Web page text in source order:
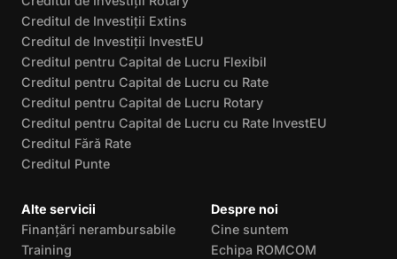
Creditul de Investiții Extins
Creditul de Investiții InvestEU
Creditul pentru Capital de Lucru Flexibil
Creditul pentru Capital de Lucru cu Rate
Creditul pentru Capital de Lucru Rotary
Creditul pentru Capital de Lucru cu Rate InvestEU
Creditul Fără Rate
Creditul Punte
Alte servicii
Finanțări nerambursabile
Training
Despre noi
Cine suntem
Echipa ROMCOM